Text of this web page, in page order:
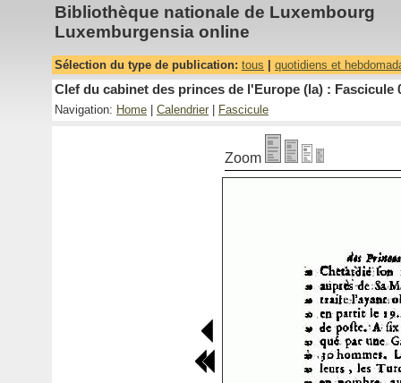
Bibliothèque nationale de Luxembourg
Luxemburgensia online
Sélection du type de publication: tous quotidiens et
Clef du cabinet des princes de l'Europe (la) : Fascicule
Navigation: Home Calendrier Fascicule
Zoom